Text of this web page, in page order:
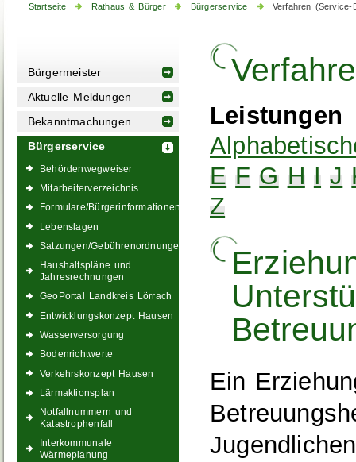
Startseite Rathaus & Bürger Bürgerservice Verfahren (Service-
Bürgermeister
Aktuelle Meldungen
Bekanntmachungen
Bürgerservice
Behördenwegweiser
Mitarbeiterverzeichnis
Formulare/Bürgerinformationen
Lebenslagen
Satzungen/Gebührenordnungen
Haushaltspläne und
Jahresrechnungen
GeoPortal Landkreis Lörrach
Entwicklungskonzept Hausen
Wasserversorgung
Bodenrichtwerte
Verkehrskonzept Hausen
Lärmaktionsplan
Notfallnummern und
Katastrophenfall
Interkommunale
Wärmeplanung
Leistungen
E F G H I J
Z
Ein